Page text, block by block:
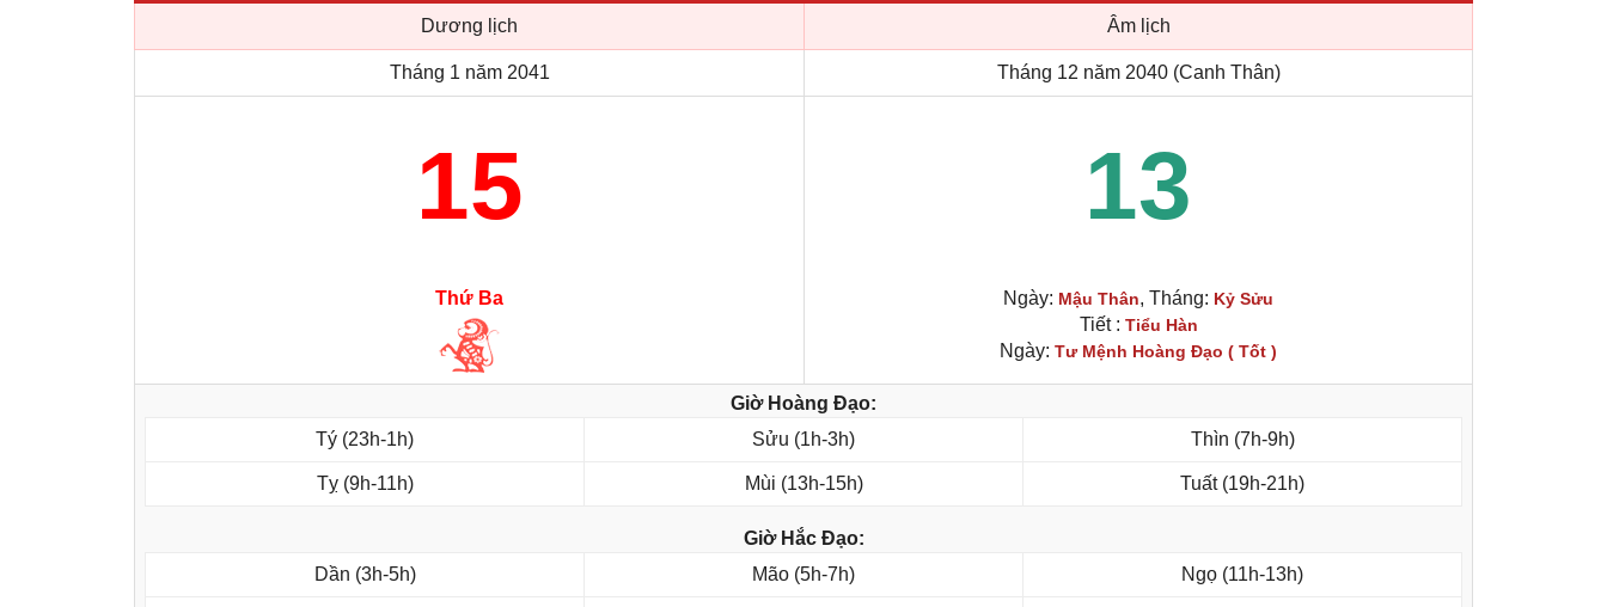
Dương lịch Âm lịch
Tháng 1 năm 2041 Tháng 12 năm 2040 (Canh Thân)
15 13
Thứ Ba Ngày: Mậu Thân, Tháng: Kỷ Sửu
Tiết : Tiểu Hàn
Ngày: Tư Mệnh Hoàng Đạo ( Tốt )
Giờ Hoàng Đạo:
Tý (23h-1h)
Sửu (1h-3h) Thìn (7h-9h)
Tỵ (9h-11h) Mùi (13h-15h) Tuất (19h-21h)
Giờ Hắc Đạo:
Dần (3h-5h)
Mão (5h-7h) Ngọ (11h-13h)